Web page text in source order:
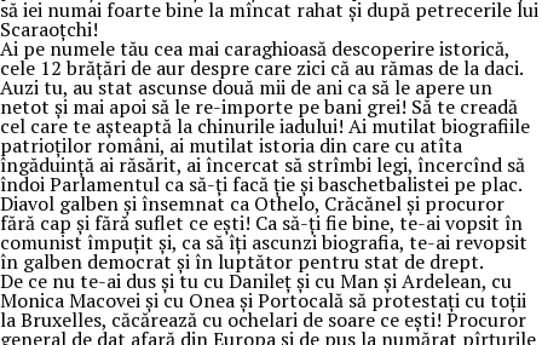
să iei numai foarte bine la mîncat rahat și după petrecerile lui
Scaraoțchi!
Ai pe numele tău cea mai caraghioasă descoperire istorică,
cele 12 brățări de aur despre care zici că au rămas de la daci.
Auzi tu, au stat ascunse două mii de ani ca să le apere un
netot și mai apoi să le re-importe pe bani grei! Să te creadă
cel care te așteaptă la chinurile iadului! Ai mutilat biografiile
patrioților români, ai mutilat istoria din care cu atîta
îngăduință ai răsărit, ai încercat să strîmbi legi, încercînd să
îndoi Parlamentul ca să-ți facă ție și baschetbalistei pe plac.
Diavol galben și însemnat ca Othelo, Crăcănel și procuror
fără cap și fără suflet ce ești! Ca să-ți fie bine, te-ai vopsit în
comunist împuțit și, ca să îți ascunzi biografia, te-ai revopsit
în galben democrat și în luptător pentru stat de drept.
De ce nu te-ai dus și tu cu Danileț și cu Man și Ardelean, cu
Monica Macovei și cu Onea și Portocală să protestați cu toții
la Bruxelles, căcărează cu ochelari de soare ce ești! Procuror
general de dat afară din Europa și de pus la numărat pîrțurile